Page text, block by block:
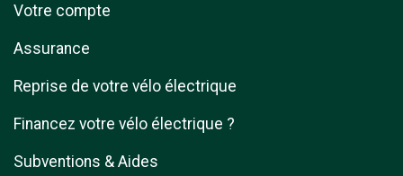
Votre compte
Assurance
Reprise de votre vélo électrique
Financez votre vélo électrique ?
Subventions & Aides